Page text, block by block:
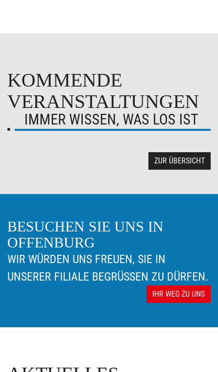
KOMMENDE
VERANSTALTUNGEN
IMMER WISSEN, WAS LOS IST
ZUR ÜBERSICHT
BESUCHEN SIE UNS IN
OFFENBURG
WIR WÜRDEN UNS FREUEN, SIE IN
UNSERER FILIALE BEGRÜSSEN ZU DÜRFEN.
IHR WEG ZU UNS